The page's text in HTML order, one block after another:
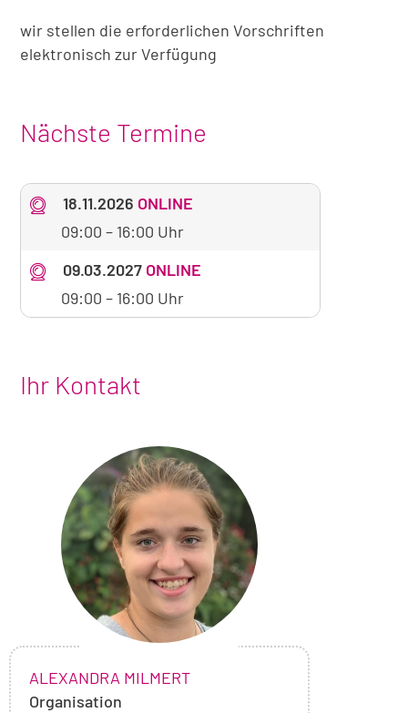
wir stellen die erforderlichen Vorschriften
elektronisch zur Verfügung
Nächste Termine
18.11.2026 ONLINE
09:00– 16:00 Uhr
09.03.2027 ONLINE
09:00– 16:00 Uhr
Ihr Kontakt
Foto
von
Alexandra
Milmert
NAME:
ALEXANDRA MILMERT,
Organisation